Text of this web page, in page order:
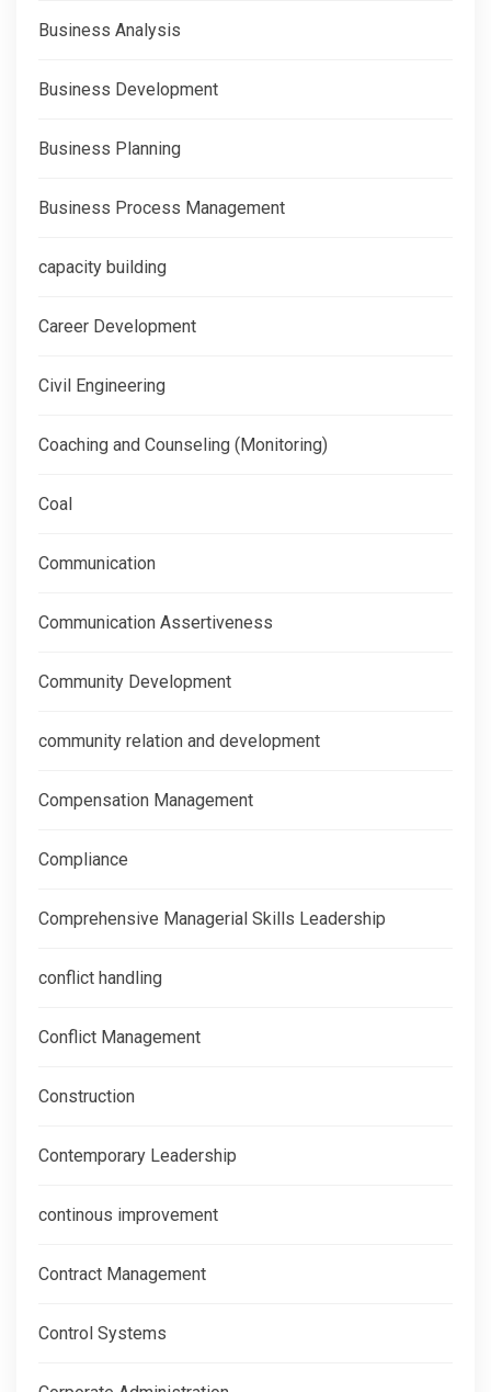
Business Analysis
Business Development
Business Planning
Business Process Management
capacity building
Career Development
Civil Engineering
Coaching and Counseling (Monitoring)
Coal
Communication
Communication Assertiveness
Community Development
community relation and development
Compensation Management
Compliance
Comprehensive Managerial Skills Leadership
conflict handling
Conflict Management
Construction
Contemporary Leadership
continous improvement
Contract Management
Control Systems